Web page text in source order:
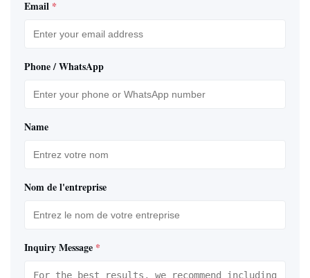
Email *
Phone / WhatsApp
Name
Nom de l'entreprise
Inquiry Message *